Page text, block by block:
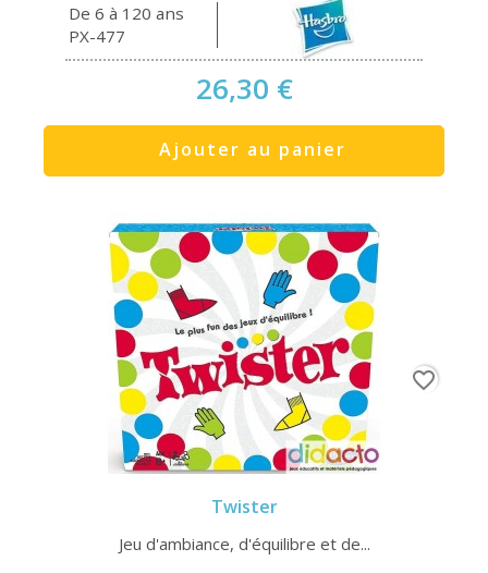
De 6 à 120 ans
PX-477
26,30 €
Ajouter au panier
Twister
Jeu d'ambiance, d'équilibre et de...
favorite_border